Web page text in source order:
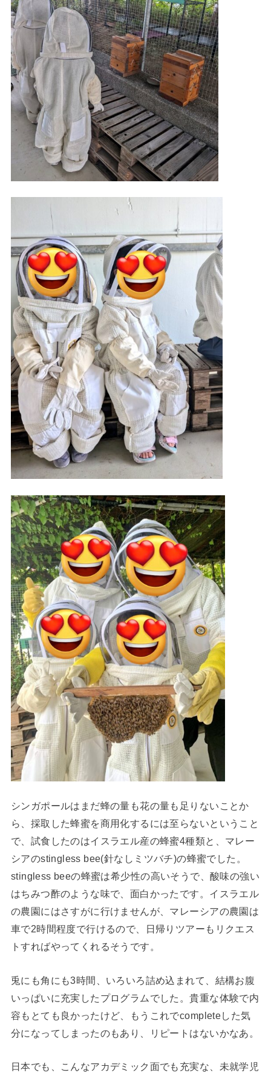
シンガポールはまだ蜂の量も花の量も足りないことか
ら、採取した蜂蜜を商用化するには至らないということ
で、試食したのはイスラエル産の蜂蜜4種類と、マレー
シアのstingless bee(針なしミツバチ)の蜂蜜でした。
stingless beeの蜂蜜は希少性の高いそうで、酸味の強い
はちみつ酢のような味で、面白かったです。イスラエル
の農園にはさすがに行けませんが、マレーシアの農園は
車で2時間程度で行けるので、日帰りツアーもリクエス
トすればやってくれるそうです。
兎にも角にも3時間、いろいろ詰め込まれて、結構お腹
いっぱいに充実したプログラムでした。貴重な体験で内
容もとても良かったけど、もうこれでcompleteした気
分になってしまったのもあり、リピートはないかなあ。
日本でも、こんなアカデミック面でも充実な、未就学児